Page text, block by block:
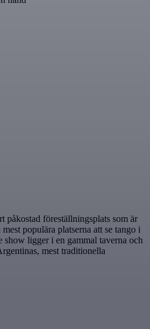
påkostad föreställningsplats som är
populära platserna att se tango i
show ligger i en gammal taverna och
mest traditionella